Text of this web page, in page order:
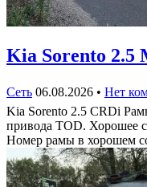
Kia Sorento 2.5
Сеть 06.08.2026 • Нет
Kia Sorento 2.5 CRDi
привода TOD. Хорошее
Номер рамы в хорошем